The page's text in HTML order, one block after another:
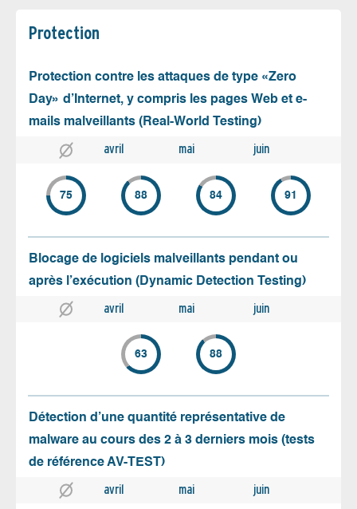
Protection
Protection contre les attaques de type «Zero
Day» d’Internet, y compris les pages Web et e-
mails malveillants (Real-World Testing)
avril mai juin
75 88 84 91
Blocage de logiciels malveillants pendant ou
après l’exécution (Dynamic Detection Testing)
avril mai juin
63 88
Détection d’une quantité représentative de
malware au cours des 2 à 3 derniers mois (tests
de référence AV-TEST)
avril mai juin